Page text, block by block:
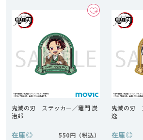
鬼滅の刃 ステッカー／竈門 炭
治郎
在庫◎ 550円
鬼滅の刃
逸
在庫◎